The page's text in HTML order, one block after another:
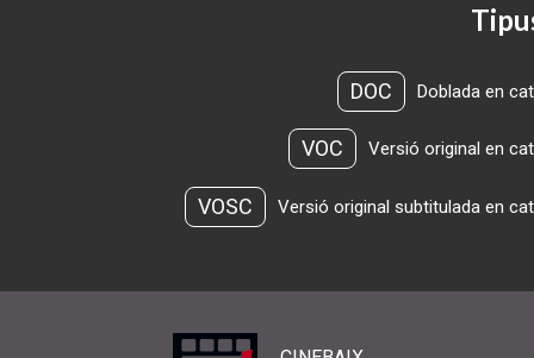
DOC Doblada en
VOC Versió original en
VOSC Versió original subtitulada en